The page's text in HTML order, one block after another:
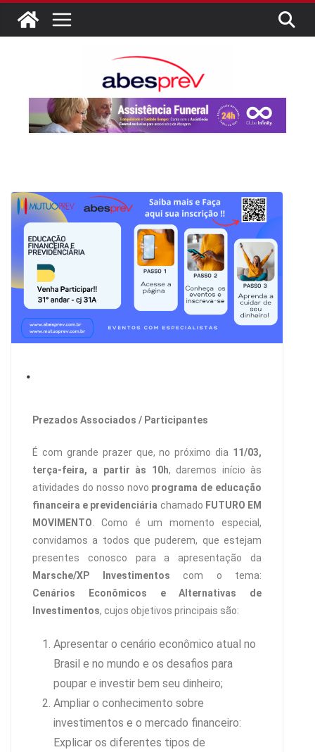
.
Prezados Associados / Participantes
É com grande prazer que, no próximo dia 11/03,
terça-feira, a partir às 10h, daremos início às
atividades do nosso novo programa de educação
financeira e previdenciária chamado FUTURO EM
MOVIMENTO . Como é um momento especial,
convidamos a todos que puderem, que estejam
presentes conosco para a apresentação da
Marsche/XP Investimentos com o tema:
Cenários Econômicos e Alternativas de
Investimentos, cujos objetivos principais são:
Apresentar o cenário econômico atual no
Brasil e no mundo e os desafios para
poupar e investir bem seu dinheiro;
Ampliar o conhecimento sobre
investimentos e o mercado financeiro:
Explicar os diferentes tipos de